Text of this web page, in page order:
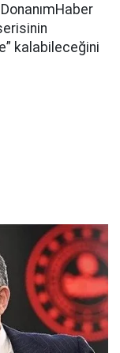
kalabileceğini